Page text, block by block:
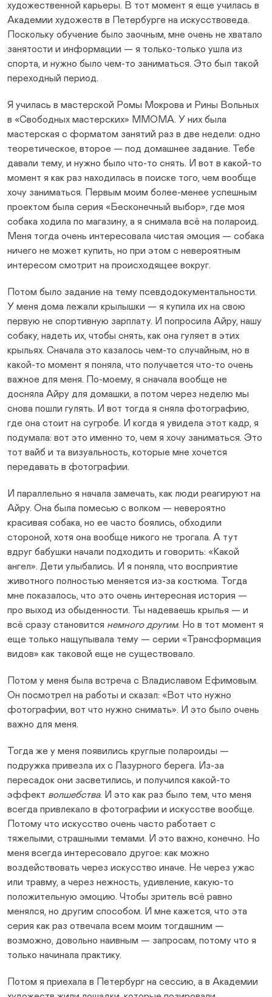
художественной карьеры. В тот момент я еще училась в
Академии художеств в Петербурге на искусствоведа.
Поскольку обучение было заочным, мне очень не хватало
занятости и информации — я только-только ушла из
спорта, и нужно было чем-то заниматься. Это был такой
переходный период.
Я училась в мастерской Ромы Мокрова и Рины Вольных
в «Свободных мастерских» ММОМА. У них была
мастерская с форматом занятий раз в две недели: одно
теоретическое, второе — под домашнее задание. Тебе
давали тему, и нужно было что-то снять. И вот в какой-то
момент я как раз находилась в поиске того, чем вообще
хочу заниматься. Первым моим более-менее успешным
проектом была серия «Бесконечный выбор», где моя
собака ходила по магазину, а я снимала всё на полароид.
Меня тогда очень интересовала чистая эмоция — собака
ничего не может купить, но при этом с невероятным
интересом смотрит на происходящее вокруг.
Потом было задание на тему псевдодокументальности.
У меня дома лежали крылышки — я купила их на свою
первую не спортивную зарплату. И попросила Айру, нашу
собаку, надеть их, чтобы снять, как она гуляет в этих
крыльях. Сначала это казалось чем-то случайным, но в
какой-то момент я поняла, что получается что-то очень
важное для меня. По-моему, я сначала вообще не
досняла Айру для домашки, а потом через неделю мы
снова пошли гулять. И вот тогда я сняла фотографию,
где она стоит на сугробе. И когда я увидела этот кадр, я
подумала: вот это именно то, чем я хочу заниматься. Это
тот вайб и та визуальность, которые мне хочется
передавать в фотографии.
И параллельно я начала замечать, как люди реагируют на
Айру. Она была помесью с волком — невероятно
красивая собака, но ее часто боялись, обходили
стороной, хотя она вообще никого не трогала. А тут
вдруг бабушки начали подходить и говорить: «Какой
ангел». Дети улыбались. И я поняла, что восприятие
животного полностью меняется из-за костюма. Тогда
мне показалось, что это очень интересная история —
про выход из обыденности. Ты надеваешь крылья — и
всё сразу становится немного другим. Но в тот момент я
еще только нащупывала тему — серии «Трансформация
видов» как таковой еще не существовало.
Потом у меня была встреча с Владиславом Ефимовым.
Он посмотрел на работы и сказал: «Вот что нужно
фотографии, вот что нужно снимать». И это было очень
важно для меня.
Тогда же у меня появились круглые полароиды —
подружка привезла их с Лазурного берега. Из-за
пересадок они засветились, и получился какой-то
эффект волшебства. И это как раз было тем, что меня
всегда привлекало в фотографии и искусстве вообще.
Потому что искусство очень часто работает с
тяжелыми, страшными темами. И это важно, конечно. Но
меня всегда интересовало другое: как можно
воздействовать через искусство иначе. Не через ужас
или травму, а через нежность, удивление, какую-то
положительную эмоцию. Чтобы зритель всё равно
менялся, но другим способом. И мне кажется, что эта
серия как раз отвечала всем моим тогдашним —
возможно, довольно наивным — запросам, потому что я
только начинала практику.
Потом я приехала в Петербург на сессию, а в Академии